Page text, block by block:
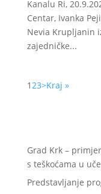
Kanalu Ri,
Centar, Ivanka
Nevia Krupljanin
zajedničke...
123>Kraj »
Grad Krk –
s teškoćama u
Predstavljanje